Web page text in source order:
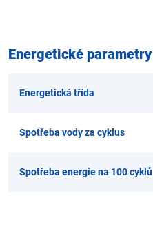
Energetické parametry
Energetická třída
Spotřeba vody za cyklus
Spotřeba energie na 100 cyklů